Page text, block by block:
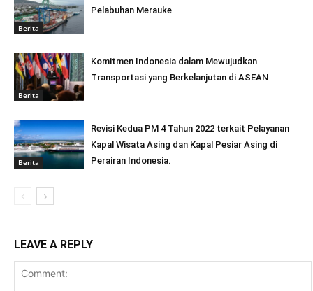
Berita
Pelabuhan Merauke
Berita
Komitmen Indonesia dalam Mewujudkan
Transportasi yang Berkelanjutan di ASEAN
Berita
Revisi Kedua PM 4 Tahun 2022 terkait Pelayanan
Kapal Wisata Asing dan Kapal Pesiar Asing di
Perairan Indonesia.
LEAVE A REPLY